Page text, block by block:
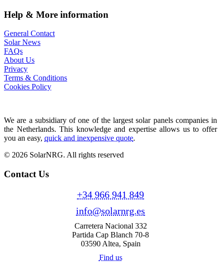
Help & More information
General Contact
Solar News
FAQs
About Us
Privacy
Terms & Conditions
Cookies Policy
We are a subsidiary of one of the largest solar panels companies in
the Netherlands. This knowledge and expertise allows us to offer
you an easy, quick and inexpensive quote.
© 2026 SolarNRG. All rights reserved
Contact Us
+34 966 941 849
info@solarnrg.es
Carretera Nacional 332
Partida Cap Blanch 70-8
03590 Altea, Spain
Find us